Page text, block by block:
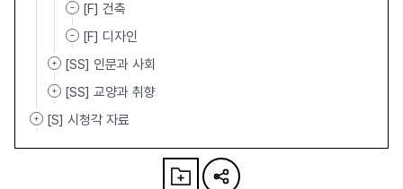
[F] 건축
[F] 디자인
[SS] 인문과 사회
[SS] 교양과 취향
[S] 시청각 자료